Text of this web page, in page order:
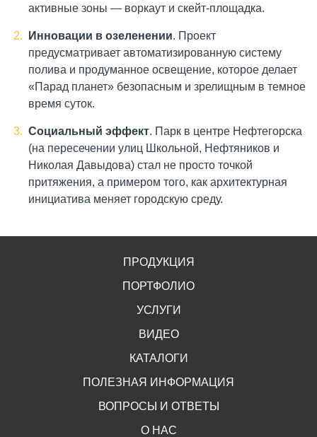
активные зоны — воркаут и скейт-площадка.
Инновации в озеленении. Проект
предусматривает автоматизированную систему
полива и продуманное освещение, которое делает
«Парад планет» безопасным и зрелищным в темное
время суток.
Социальный эффект. Парк в центре Нефтегорска
(на пересечении улиц Школьной, Нефтяников и
Николая Давыдова) стал не просто точкой
притяжения, а примером того, как архитектурная
инициатива меняет городскую среду.
ПРОДУКЦИЯ
ПОРТФОЛИО
УСЛУГИ
ВИДЕО
КАТАЛОГИ
ПОЛЕЗНАЯ ИНФОРМАЦИЯ
ВОПРОСЫ И ОТВЕТЫ
О НАС